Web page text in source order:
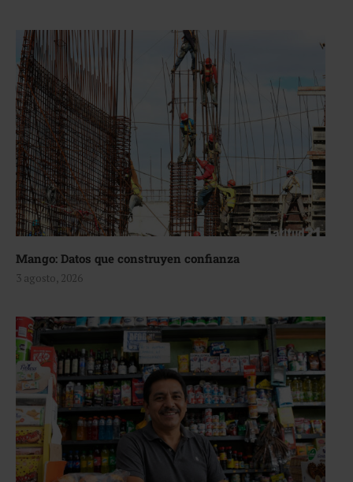
Mango: Datos que construyen confianza
3 agosto, 2026